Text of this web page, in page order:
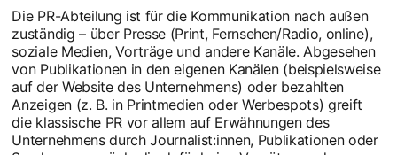
Die PR-Abteilung ist für die Kommunikation nach außen
zuständig – über Presse (Print, Fernsehen/Radio, online),
soziale Medien, Vorträge und andere Kanäle. Abgesehen
von Publikationen in den eigenen Kanälen (beispielsweise
auf der Website des Unternehmens) oder bezahlten
Anzeigen (z. B. in Printmedien oder Werbespots) greift
die klassische PR vor allem auf Erwähnungen des
Unternehmens durch Journalist:innen, Publikationen oder